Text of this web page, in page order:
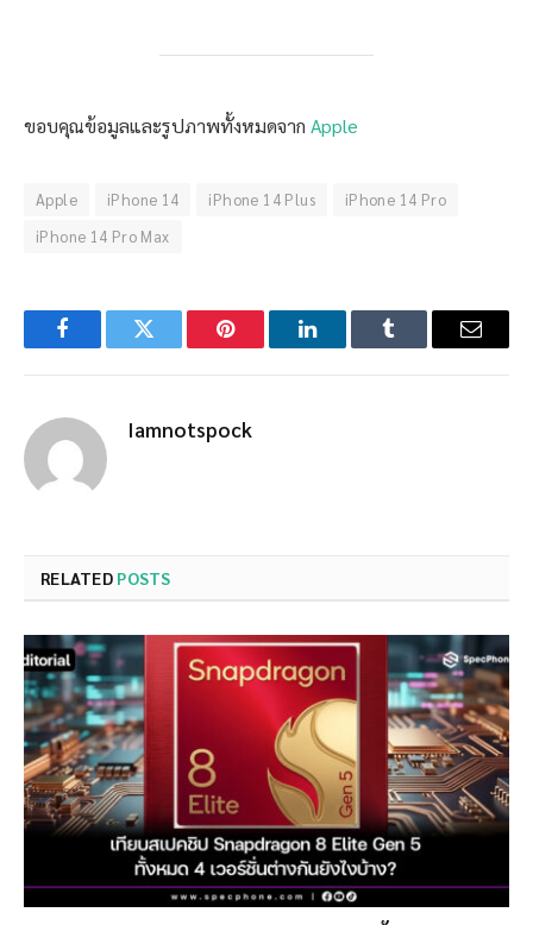
ขอบคุณข้อมูลและรูปภาพทั้งหมดจาก Apple
Apple iPhone 14 iPhone 14 Plus
iPhone 14 Pro
iPhone 14 Pro Max
FacebookTwitter Pinterest LinkedInTumblr Email
Iamnotspock
RELATED POSTS